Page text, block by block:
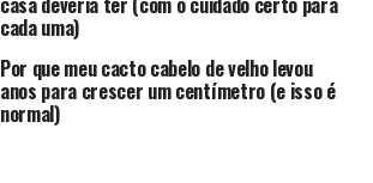
cada uma)
Por que meu cacto cabelo de velho levou
anos para crescer um centímetro (e isso é
normal)